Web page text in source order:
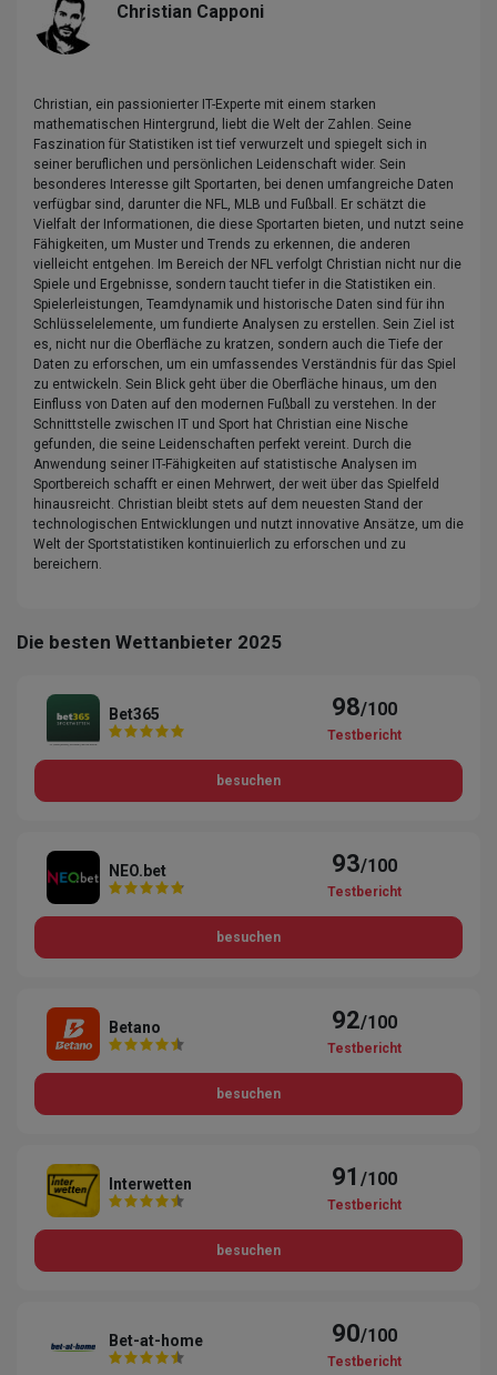
Christian Capponi
Christian, ein passionierter IT-Experte mit einem starken
mathematischen Hintergrund, liebt die Welt der Zahlen. Seine
Faszination für Statistiken ist tief verwurzelt und spiegelt sich in
seiner beruflichen und persönlichen Leidenschaft wider. Sein
besonderes Interesse gilt Sportarten, bei denen umfangreiche Daten
verfügbar sind, darunter die NFL, MLB und Fußball. Er schätzt die
Vielfalt der Informationen, die diese Sportarten bieten, und nutzt seine
Fähigkeiten, um Muster und Trends zu erkennen, die anderen
vielleicht entgehen. Im Bereich der NFL verfolgt Christian nicht nur die
Spiele und Ergebnisse, sondern taucht tiefer in die Statistiken ein.
Spielerleistungen, Teamdynamik und historische Daten sind für ihn
Schlüsselelemente, um fundierte Analysen zu erstellen. Sein Ziel ist
es, nicht nur die Oberfläche zu kratzen, sondern auch die Tiefe der
Daten zu erforschen, um ein umfassendes Verständnis für das Spiel
zu entwickeln. Sein Blick geht über die Oberfläche hinaus, um den
Einfluss von Daten auf den modernen Fußball zu verstehen. In der
Schnittstelle zwischen IT und Sport hat Christian eine Nische
gefunden, die seine Leidenschaften perfekt vereint. Durch die
Anwendung seiner IT-Fähigkeiten auf statistische Analysen im
Sportbereich schafft er einen Mehrwert, der weit über das Spielfeld
hinausreicht. Christian bleibt stets auf dem neuesten Stand der
technologischen Entwicklungen und nutzt innovative Ansätze, um die
Welt der Sportstatistiken kontinuierlich zu erforschen und zu
bereichern.
Die besten Wettanbieter 2025
Bet365 98/100
Testbericht
besuchen
NEO.bet 93/100
Testbericht
besuchen
Betano 92/100
Testbericht
besuchen
Interwetten 91/100
Testbericht
besuchen
Bet-at-home 90/100
Testbericht